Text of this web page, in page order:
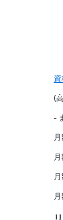
(
-